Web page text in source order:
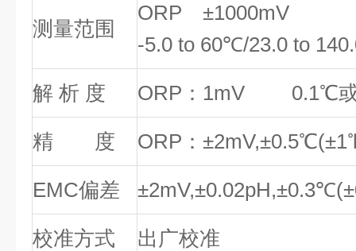
测量范围
ORP ±1000mV
-5.0 to 60℃/23.0 to
解 析 度 ORP：1mV 0.1℃
精 度 ORP：
EMC偏差
校准方式 出广校准